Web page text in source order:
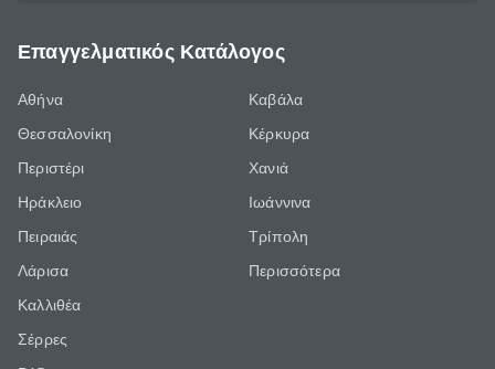
Επαγγελματικός Κατάλογος
Αθήνα
Θεσσαλονίκη
Περιστέρι
Ηράκλειο
Πειραιάς
Λάρισα
Καλλιθέα
Σέρρες
Καβάλα
Κέρκυρα
Χανιά
Ιωάννινα
Τρίπολη
Περισσότερα